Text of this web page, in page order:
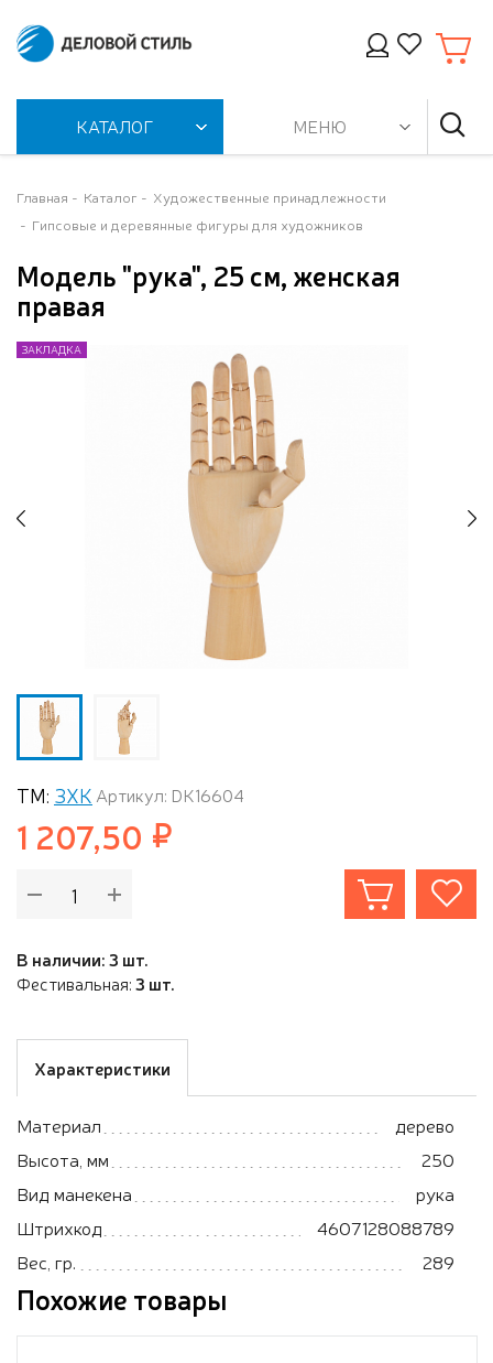
КАТАЛОГ МЕНЮ
Главная Каталог
Художественные принадлежности
Гипсовые и деревянные фигуры для художников
Модель "рука", 25 см, женская
правая
ЗАКЛАДКА
ЗАКЛАДКА
ЗАКЛАДКА
ТМ: ЗХК Артикул: DK16604
1 207,50
В наличии: 3 шт.
Фестивальная:3 шт.
Характеристики
Материал
дерево
Высота, мм
250
Вид манекена
рука
Штрихкод
4607128088789
Вес, гр.
289
Похожие товары